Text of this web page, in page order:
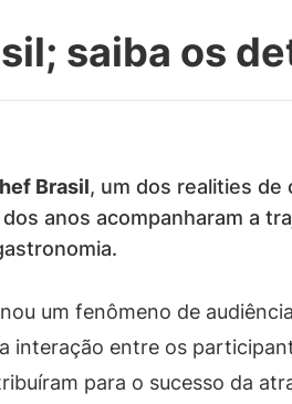
saiba os
Brasil, um dos realities de
anos acompanharam a
um fenômeno de
interação entre os
para o sucesso da